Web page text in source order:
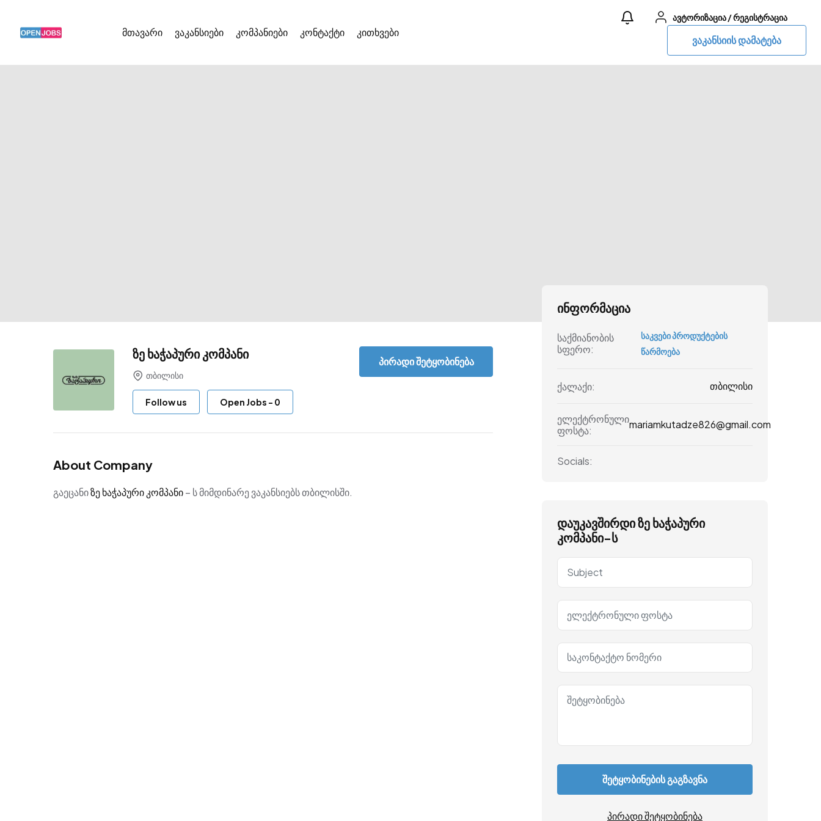
მთავარი ვაკანსიები კომპანიები კონტაქტი კითხვები
ავტორიზაცია/რეგისტრაცია
ვაკანსიის დამატება
ზე ხაჭაპური კომპანი
თბილისი
Follow us Open Jobs - 0
პირადი შეტყობინება
About Company
გაეცანიზე ხაჭაპური კომპანი– ს მიმდინარე ვაკანსიებს თბილისში.
ინფორმაცია
საქმიანობის
სფერო:
საკვები პროდუქტების
წარმოება
ქალაქი: თბილისი
ელექტრონული
ფოსტა:
mariamkutadze826@gmail.com
Socials:
დაუკავშირდი ზე ხაჭაპური
კომპანი-ს
შეტყობინების გაგზავნა
პირადი შეტყობინება